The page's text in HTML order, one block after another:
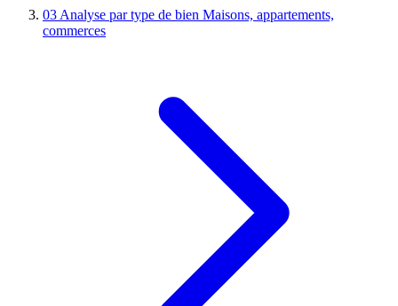
03 Analyse par type de bien Maisons, appartements,
commerces